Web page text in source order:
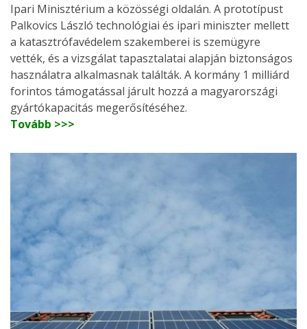
Ipari Minisztérium a közösségi oldalán. A prototípust
Palkovics László technológiai és ipari miniszter mellett
a katasztrófavédelem szakemberei is szemügyre
vették, és a vizsgálat tapasztalatai alapján biztonságos
használatra alkalmasnak találták. A kormány 1 milliárd
forintos támogatással járult hozzá a magyarországi
gyártókapacitás megerősítéséhez.
Tovább >>>